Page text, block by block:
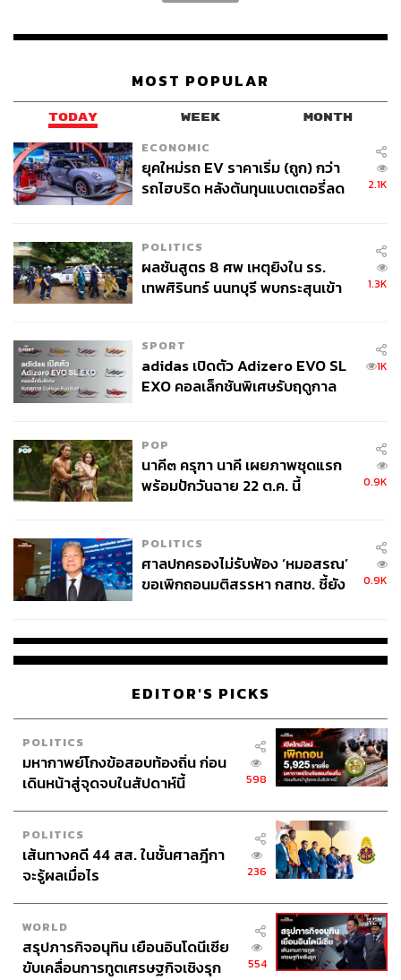
MOST POPULAR
TODAY WEEK MONTH
ECONOMIC
ยุคใหม่รถ EV ราคาเริ่ม (ถูก) กว่า
รถไฮบริด หลังต้นทุนแบตเตอรี่ลด
2.1K
POLITICS
ผลชันสูตร 8 ศพ เหตุยิงใน รร.
เทพศิรินทร์ นนทบุรี พบกระสุนเข้า
1.3K
SPORT
adidas เปิดตัว Adizero EVO SL
EXO คอลเล็กชันพิเศษรับฤดูกาล
1K
POP
นาคี๓ ครุฑา นาคี เผยภาพชุดแรก
พร้อมปักวันฉาย 22 ต.ค. นี้
0.9K
POLITICS
ศาลปกครองไม่รับฟ้อง ‘หมอสรณ’
ขอเพิกถอนมติสรรหา กสทช. ชี้ยัง
0.9K
EDITOR'S PICKS
POLITICS
มหากาพย์โกงข้อสอบท้องถิ่น ก่อน
เดินหน้าสู่จุดจบในสัปดาห์นี้
598
POLITICS
เส้นทางคดี 44 สส. ในชั้นศาลฎีกา
จะรู้ผลเมื่อไร
236
WORLD
สรุปภารกิจอนุทิน เยือนอินโดนีเซีย
ขับเคลื่อนการทูตเศรษฐกิจเชิงรุก
554